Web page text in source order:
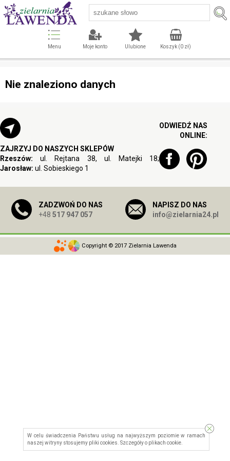
Menu Moje konto Ulubione Koszyk (0zł)
Nie znaleziono danych
ZAJRZYJ DO NASZYCH SKLEPÓW
Rzeszów: ul. Rejtana 38, ul. Matejki 18;
Jarosław: ul. Sobieskiego 1
ODWIEDŹ NAS
ONLINE:
ZADZWOŃ DO NAS
+48 517 947 057
NAPISZ DO NAS
info@zielarnia24.pl
Copyright © 2017 Zielarnia Lawenda
W celu świadczenia Państwu usług na najwyższym poziomie w ramach
naszej witryny stosujemy pliki cookies. Szczegóły o plikach cookie.